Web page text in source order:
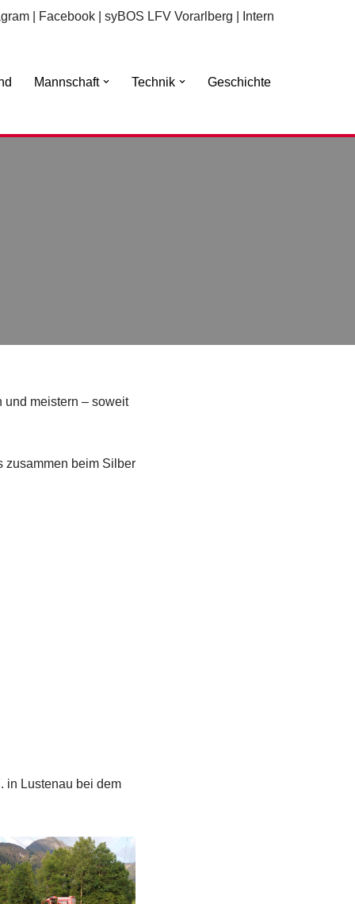
Facebook syBOS LFV Vorarlberg Intern
Mannschaft Technik Geschichte
meistern – soweit
zusammen beim Silber
in Lustenau bei dem